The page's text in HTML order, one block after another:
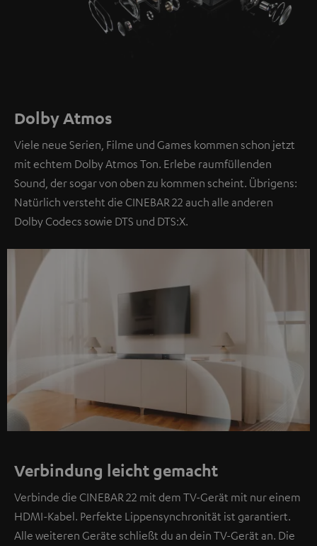
Dolby Atmos
Viele neue Serien, Filme und Games kommen schon jetzt
mit echtem Dolby Atmos Ton. Erlebe raumfüllenden
Sound, der sogar von oben zu kommen scheint. Übrigens:
Natürlich versteht die CINEBAR 22 auch alle anderen
Dolby Codecs sowie DTS und DTS:X.
Verbindung leicht gemacht
Verbinde die CINEBAR 22 mit dem TV-Gerät mit nur einem
HDMI-Kabel. Perfekte Lippensynchronität ist garantiert.
Alle weiteren Geräte schließt du an dein TV-Gerät an. Die